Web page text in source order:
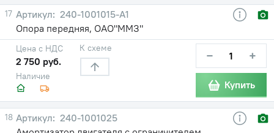
17
240-1001015-А1
Опора передняя, ОАО"ММЗ"
Наличие
Цена с НДС
2 750 руб.
К схеме − +
Купить
18
240-1001025